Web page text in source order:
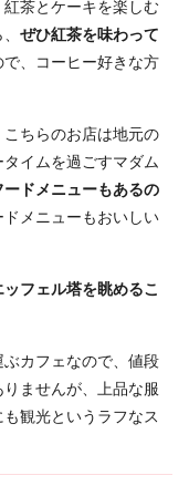
茶とケーキを楽しむ
ぜひ紅茶を味わって
、コーヒー好きな方
ちらのお店は地元の
イムを過ごすマダム
ドメニューもあるの
ドメニューもおいしい
フェル塔を眺めるこ
カフェなので、値段
ませんが、上品な服
観光というラフなス